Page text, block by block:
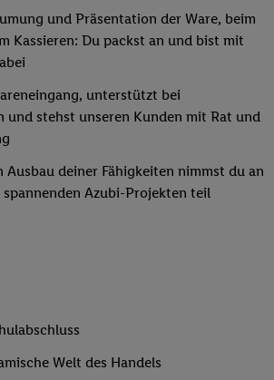
und Präsentation der Ware, beim
Kassieren: Du packst an und bist mit
unterstützt bei
stehst unseren Kunden mit Rat und
Ausbau deiner Fähigkeiten nimmst du an
Azubi-Projekten teil
Welt des Handels